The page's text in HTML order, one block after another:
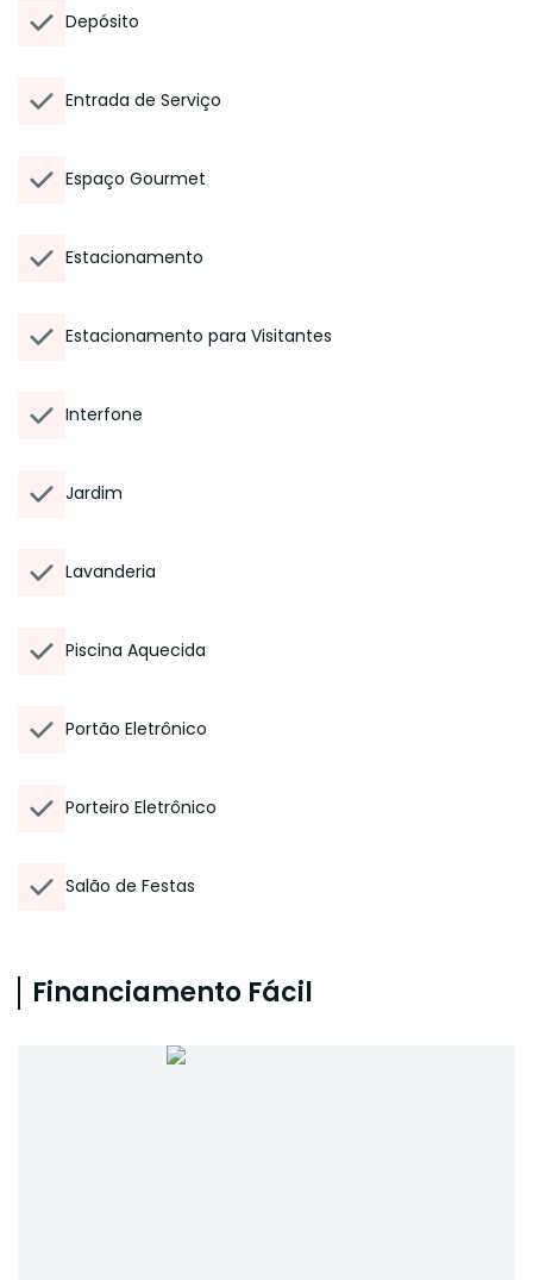
Depósito
Entrada de Serviço
Espaço Gourmet
Estacionamento
Estacionamento para Visitantes
Interfone
Jardim
Lavanderia
Piscina Aquecida
Portão Eletrônico
Porteiro Eletrônico
Salão de Festas
Financiamento Fácil